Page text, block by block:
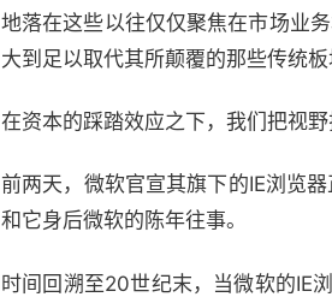
地落在这些以往仅仅聚焦在市场业
大到足以取代其所颠覆的那些传统
在资本的踩踏效应之下，我们把视
前两天，微软官宣其旗下的IE浏览
和它身后微软的陈年往事。
时间回溯至20世纪末，当微软的IE